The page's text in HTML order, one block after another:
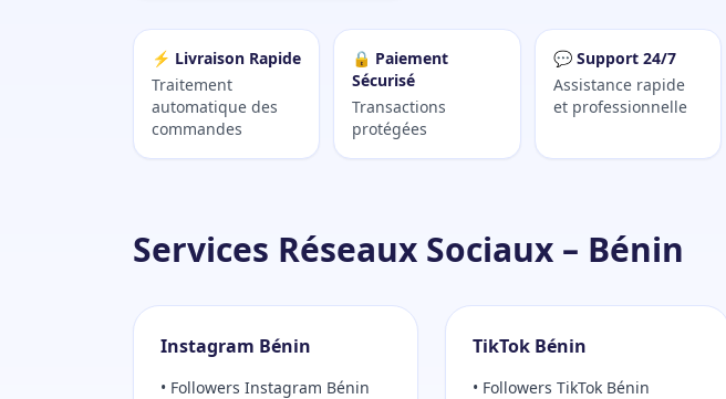
⚡ Livraison Rapide
Traitement
automatique des
commandes
🔒 Paiement
Sécurisé
Transactions
protégées
💬 Support 24/7
Assistance rapide
et professionnelle
Services Réseaux Sociaux – Bénin
Instagram Bénin
• Followers Instagram Bénin
TikTok Bénin
• Followers TikTok Bénin